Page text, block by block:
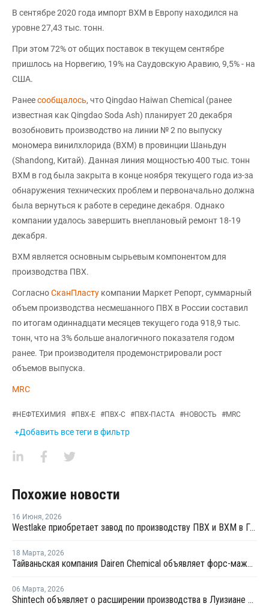
В сентябре 2020 года импорт ВХМ в Европу находился на
уровне 27,43 тыс. тонн.
При этом 72% от общих поставок в текущем сентябре
пришлось на Норвегию, 19% на Саудовскую Аравию, 9,5% - на
США.
Ранеесообщалось, что Qingdao Haiwan Chemical (ранее
известная как Qingdao Soda Ash) планирует 20 декабря
возобновить производство на линии № 2 по выпуску
мономера винилхлорида (ВХМ) в провинции Шаньдун
(Shandong, Китай). Данная линия мощностью 400 тыс. тонн
ВХМ в год была закрыта в конце ноября текущего года из-за
обнаружения технических проблем и первоначально должна
была вернуться к работе в середине декабря. Однако
компании удалось завершить внеплановый ремонт 18-19
декабря.
ВХМ является основным сырьевым компонентом для
производства ПВХ.
СогласноСканПласту компании Маркет Репорт, суммарный
объем производства несмешанного ПВХ в России составил
по итогам одиннадцати месяцев текущего года 918,9 тыс.
тонн, что на 3% больше аналогичного показателя годом
ранее. Три производителя продемонстрировали рост
объемов выпуска.
MRC
#НЕФТЕХИМИЯ #ПВХ-Е #ПВХ-С #ПВХ-ПАСТА #НОВОСТЬ #MRC
+Добавить все теги в фильтр
Похожие новости
16 Июня, 2026
Westlake приобретает завод по производству ПВХ и ВХМ в Германии
18 Марта, 2026
Тайваньская компания Dairen Chemical объявляет форс-мажор в связи с перебоями в поставках сырья
06 Марта, 2026
Shintech объявляет о расширении производства в Луизиане на USD3,4 млрд